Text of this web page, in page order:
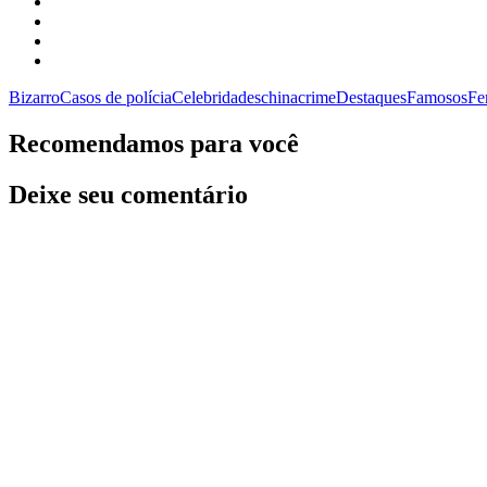
BizarroCasos de políciaCelebridadeschinacrimeDestaquesFamosos
Recomendamos para você
Deixe seu comentário